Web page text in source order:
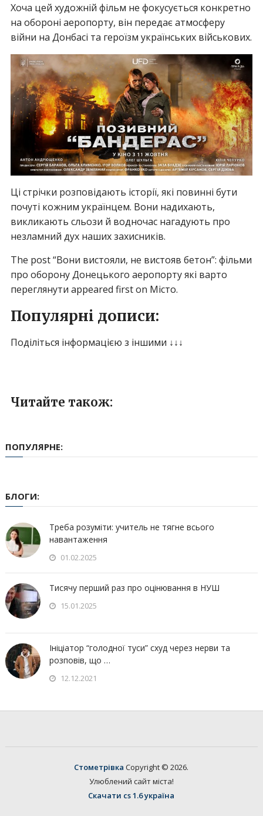
Хоча цей художній фільм не фокусується конкретно
на обороні аеропорту, він передає атмосферу
війни на Донбасі та героїзм українських військових.
Ці стрічки розповідають історії, які повинні бути
почуті кожним українцем. Вони надихають,
викликають сльози й водночас нагадують про
незламний дух наших захисників.
The post “Вони вистояли, не вистояв бетон”: фільми
про оборону Донецького аеропорту які варто
переглянути appeared first on Місто.
Популярні дописи:
Поділіться інформацією з іншими ↓↓↓
Читайте також:
ПОПУЛЯРНЕ:
БЛОГИ:
Треба розуміти: учитель не тягне всього
навантаження
01.02.2025
Тисячу перший раз про оцінювання в НУШ
15.01.2025
Ініціатор “голодної туси” схуд через нерви та
розповів, що …
12.12.2021
Стометрівка Copyright © 2026.
Улюблений сайт міста!
Скачати cs 1.6 україна